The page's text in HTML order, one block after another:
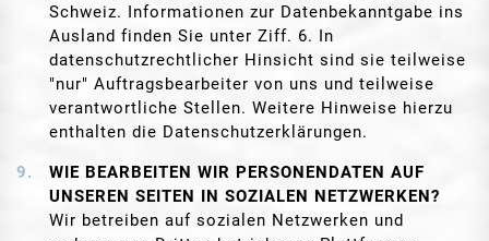
Schweiz. Informationen zur Datenbekanntgabe ins
Ausland finden Sie unter Ziff. 6. In
datenschutzrechtlicher Hinsicht sind sie teilweise
"nur" Auftragsbearbeiter von uns und teilweise
verantwortliche Stellen. Weitere Hinweise hierzu
enthalten die Datenschutzerklärungen.
WIE BEARBEITEN WIR PERSONENDATEN AUF
UNSEREN SEITEN IN SOZIALEN NETZWERKEN?
Wir betreiben auf sozialen Netzwerken und